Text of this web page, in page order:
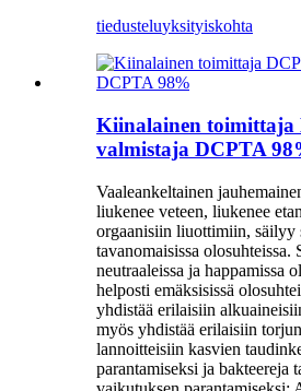
tiedusteluyksityiskohta
Kiinalainen toimittaja
valmistaja DCPTA
Vaaleankeltainen
liukenee veteen, liukenee
orgaanisiin liuottimiin, säilyy
tavanomaisissa olosuhteissa.
neutraaleissa ja happamissa
helposti emäksisissä
yhdistää erilaisiin
myös yhdistää erilaisiin
lannoitteisiin kasvien
parantamiseksi ja bakteereja